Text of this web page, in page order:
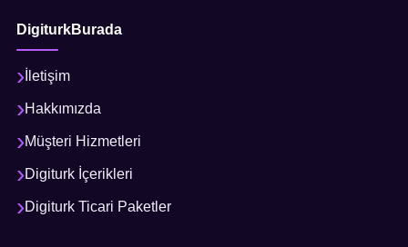
DigiturkBurada
İletişim
Hakkımızda
Müşteri Hizmetleri
Digiturk İçerikleri
Digiturk Ticari Paketler